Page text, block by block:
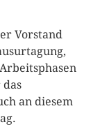
Vorstand
an diesem